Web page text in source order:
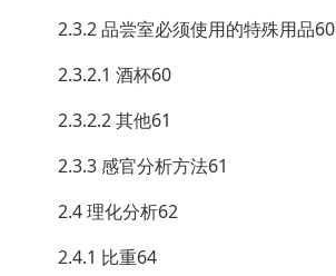
2.3.2 品尝室必须使用的特殊用品60
2.3.2.1 酒杯60
2.3.2.2 其他61
2.3.3 感官分析方法61
2.4 理化分析62
2.4.1 比重64